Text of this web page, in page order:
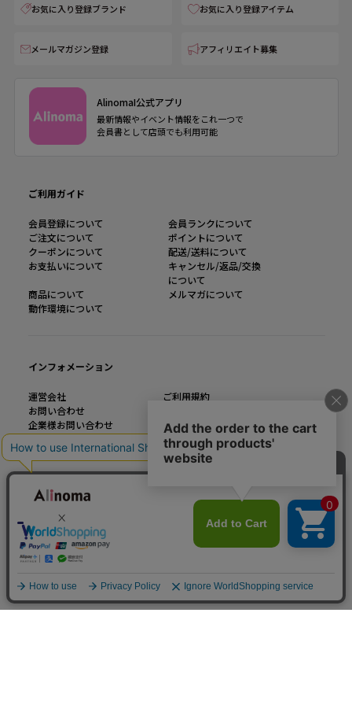
お気に入り登録ブランド お気に入り登録アイテム
メールマガジン登録 アフィリエイト募集
AlinomaI公式アプリ
最新情報やイベント情報をこれ一つで
会員書として店頭でも利用可能
ご利用ガイド
会員登録について
会員ランクについて
ご注文について
ポイントについて
クーポンについて
配送/送料について
お支払いについて
キャンセル/返品/交換
について
商品について
メルマガについて
動作環境について
インフォメーション
運営会社
ご利用規約
お問い合わせ
企業様お問い合わせ
個人情報の取り扱い
大きいサイズのファッション通販【Alinoma】
「Alinoma（アリノマ）は人気ブランドの大きいサイズアイテムを豊富に取りそろ
定番アイテムからトレンドアイテムまで、様々なカテゴリから大きいサイズ（L～
10L）ファッションをお探しできます！